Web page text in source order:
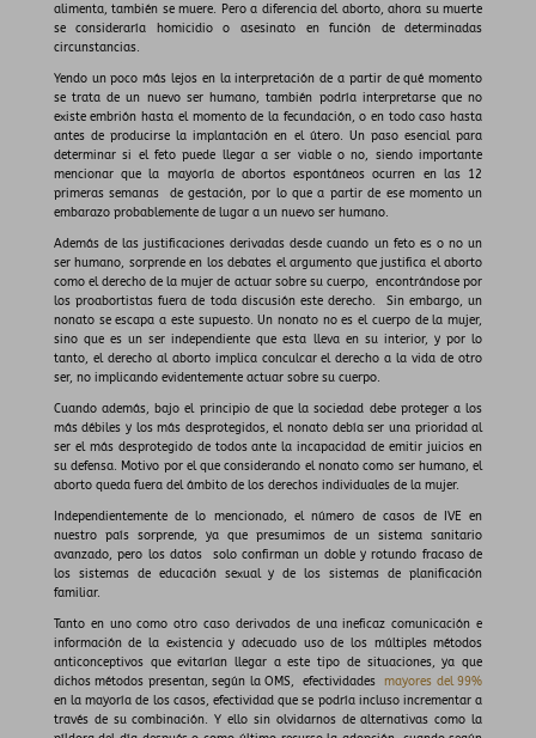
alimenta, también se muere. Pero a diferencia del aborto, ahora su muerte
se consideraría homicidio o asesinato en función de determinadas
circunstancias.
Yendo un poco más lejos en la interpretación de a partir de qué momento
se trata de un nuevo ser humano, también podría interpretarse que no
existe embrión hasta el momento de la fecundación, o en todo caso hasta
antes de producirse la implantación en el útero. Un paso esencial para
determinar si el feto puede llegar a ser viable o no, siendo importante
mencionar que la mayoría de abortos espontáneos ocurren en las 12
primeras semanas de gestación, por lo que a partir de ese momento un
embarazo probablemente de lugar a un nuevo ser humano.
Además de las justificaciones derivadas desde cuando un feto es o no un
ser humano, sorprende en los debates el argumento que justifica el aborto
como el derecho de la mujer de actuar sobre su cuerpo, encontrándose por
los proabortistas fuera de toda discusión este derecho. Sin embargo, un
nonato se escapa a este supuesto. Un nonato no es el cuerpo de la mujer,
sino que es un ser independiente que esta lleva en su interior, y por lo
tanto, el derecho al aborto implica conculcar el derecho a la vida de otro
ser, no implicando evidentemente actuar sobre su cuerpo.
Cuando además, bajo el principio de que la sociedad debe proteger a los
más débiles y los más desprotegidos, el nonato debía ser una prioridad al
ser el más desprotegido de todos ante la incapacidad de emitir juicios en
su defensa. Motivo por el que considerando el nonato como ser humano, el
aborto queda fuera del ámbito de los derechos individuales de la mujer.
Independientemente de lo mencionado, el número de casos de IVE en
nuestro país sorprende, ya que presumimos de un sistema sanitario
avanzado, pero los datos solo confirman un doble y rotundo fracaso de
los sistemas de educación sexual y de los sistemas de planificación
familiar.
Tanto en uno como otro caso derivados de una ineficaz comunicación e
información de la existencia y adecuado uso de los múltiples métodos
anticonceptivos que evitarían llegar a este tipo de situaciones, ya que
dichos métodos presentan, según la OMS, efectividadesmayores del 99%
en la mayoría de los casos, efectividad que se podría incluso incrementar a
través de su combinación. Y ello sin olvidarnos de alternativas como la